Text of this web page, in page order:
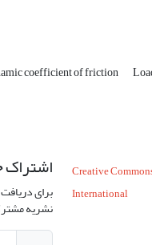
coefficient of friction
Creative
International
اشتراک
برای
نشریه